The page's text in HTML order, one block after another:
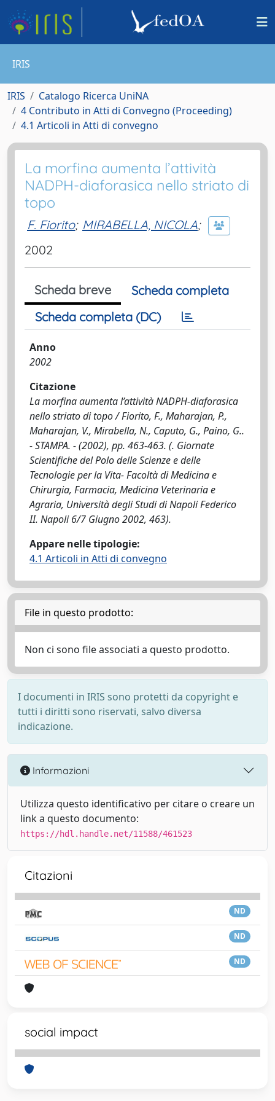
IRIS
IRIS
Catalogo Ricerca UniNA
4 Contributo in Atti di Convegno (Proceeding)
4.1 Articoli in Atti di convegno
La morfina aumenta l’attività
NADPH-diaforasica nello striato di
topo
F. Fiorito; MIRABELLA, NICOLA;
2002
Scheda breve
Scheda completa
Scheda completa (DC)
Anno
2002
Citazione
La morfina aumenta l’attività NADPH-diaforasica
nello striato di topo / Fiorito, F., Maharajan, P.,
Maharajan, V., Mirabella, N., Caputo, G., Paino, G..
- STAMPA. - (2002), pp. 463-463. (. Giornate
Scientifiche del Polo delle Scienze e delle
Tecnologie per la Vita- Facoltà di Medicina e
Chirurgia, Farmacia, Medicina Veterinaria e
Agraria, Università degli Studi di Napoli Federico
II. Napoli 6/7 Giugno 2002, 463).
Appare nelle tipologie:
4.1 Articoli in Atti di convegno
File in questo prodotto:
Non ci sono file associati a questo prodotto.
I documenti in IRIS sono protetti da copyright e
tutti i diritti sono riservati, salvo diversa
indicazione.
Informazioni
Utilizza questo identificativo per citare o creare un
link a questo documento:
https://hdl.handle.net/11588/461523
Citazioni
ND
ND
ND
social impact